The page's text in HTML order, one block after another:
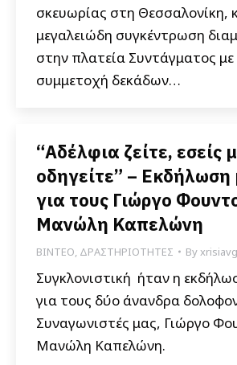
σκευωρίας στη Θεσσαλονίκη,
μεγαλειώδη συγκέντρωση
στην πλατεία Συντάγματος με
συμμετοχή δεκάδων…
“Αδέλφια ζείτε, εσείς
οδηγείτε” –
για τους Γιώργο
Μανώλη Καπελώνη
ΒΙΝΤΕΟ, ΔΡΑΣΤΗΡΙΟΤΗΤΕΣ By
Συγκλονιστική ήταν η
για τους δύο άνανδρα
Συναγωνιστές μας, Γιώργο
Μανώλη Καπελώνη.